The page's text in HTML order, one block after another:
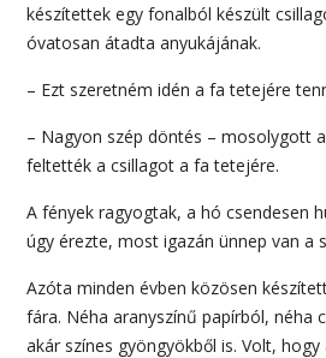
készítettek egy fonalból készült
óvatosan átadta anyukájának.
– Ezt szeretném idén a fa tetejére
– Nagyon szép döntés – mosolygott
feltették a csillagot a fa tetejére.
A fények ragyogtak, a hó csendesen
úgy érezte, most igazán ünnep van a
Azóta minden évben közösen
fára. Néha aranyszínű papírból, néha
akár színes gyöngyökből is. Volt,